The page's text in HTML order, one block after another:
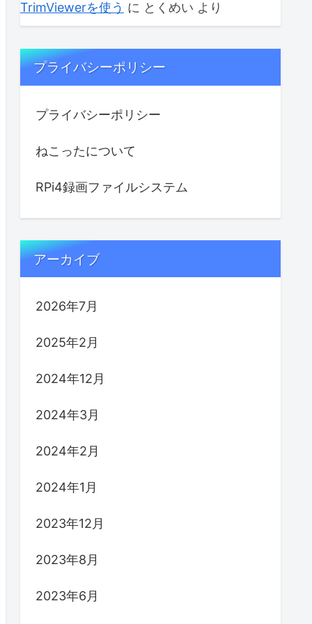
TrimViewerを使う に とくめい より
プライバシーポリシー
プライバシーポリシー
ねこったについて
RPi4録画ファイルシステム
アーカイブ
2026年7月
2025年2月
2024年12月
2024年3月
2024年2月
2024年1月
2023年12月
2023年8月
2023年6月